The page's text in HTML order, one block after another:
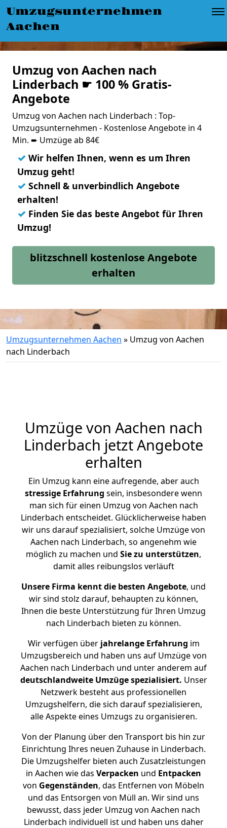
Umzugsunternehmen
Aachen
Umzug von Aachen nach
Linderbach ☛ 100 % Gratis-
Angebote
Umzug von Aachen nach Linderbach : Top-
Umzugsunternehmen - Kostenlose Angebote in 4
Min. ➨ Umzüge ab 84€
✓ Wir helfen Ihnen, wenn es um Ihren
Umzug geht!
✓ Schnell & unverbindlich Angebote
erhalten!
✓ Finden Sie das beste Angebot für Ihren
Umzug!
blitzschnell kostenlose Angebote
erhalten
Umzugsunternehmen Aachen » Umzug von Aachen
nach Linderbach
Umzüge von Aachen nach
Linderbach jetzt Angebote
erhalten
Ein Umzug kann eine aufregende, aber auch
stressige Erfahrung sein, insbesondere wenn
man sich für einen Umzug von Aachen nach
Linderbach entscheidet. Glücklicherweise haben
wir uns darauf spezialisiert, solche Umzüge von
Aachen nach Linderbach, so angenehm wie
möglich zu machen und Sie zu unterstützen,
damit alles reibungslos verläuft
Unsere Firma kennt die besten Angebote, und
wir sind stolz darauf, behaupten zu können,
Ihnen die beste Unterstützung für Ihren Umzug
nach Linderbach bieten zu können.
Wir verfügen überjahrelange Erfahrung im
Umzugsbereich und haben uns auf Umzüge von
Aachen nach Linderbach und unter anderem auf
deutschlandweite Umzüge spezialisiert. Unser
Netzwerk besteht aus professionellen
Umzugshelfern, die sich darauf spezialisieren,
alle Aspekte eines Umzugs zu organisieren.
Von der Planung über den Transport bis hin zur
Einrichtung Ihres neuen Zuhause in Linderbach.
Die Umzugshelfer bieten auch Zusatzleistungen
in Aachen wie das Verpacken und Entpacken
von Gegenständen, das Entfernen von Möbeln
und das Entsorgen von Müll an. Wir sind uns
bewusst, dass jeder Umzug von Aachen nach
Linderbach individuell ist und haben uns daher